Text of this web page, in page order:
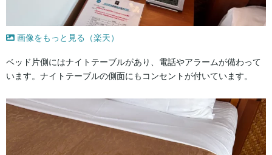
画像をもっと見る（楽天）
ベッド片側にはナイトテーブルがあり、電話やアラームが備わって
います。ナイトテーブルの側面にもコンセントが付いています。